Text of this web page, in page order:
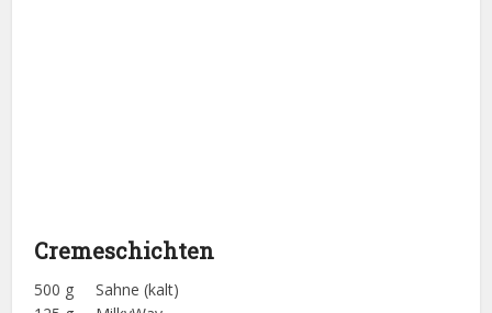
Cremeschichten
500 g Sahne (kalt)